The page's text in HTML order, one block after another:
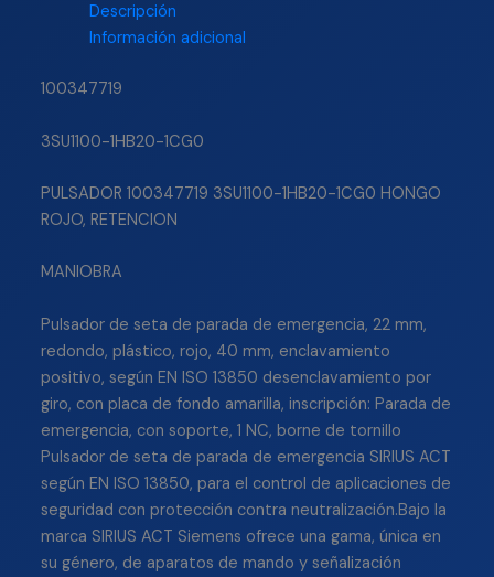
Descripción
Información adicional
100347719
3SU1100-1HB20-1CG0
PULSADOR 100347719 3SU1100-1HB20-1CG0 HONGO
ROJO, RETENCION
MANIOBRA
Pulsador de seta de parada de emergencia, 22 mm,
redondo, plástico, rojo, 40 mm, enclavamiento
positivo, según EN ISO 13850 desenclavamiento por
giro, con placa de fondo amarilla, inscripción: Parada de
emergencia, con soporte, 1 NC, borne de tornillo
Pulsador de seta de parada de emergencia SIRIUS ACT
según EN ISO 13850, para el control de aplicaciones de
seguridad con protección contra neutralización.Bajo la
marca SIRIUS ACT Siemens ofrece una gama, única en
su género, de aparatos de mando y señalización